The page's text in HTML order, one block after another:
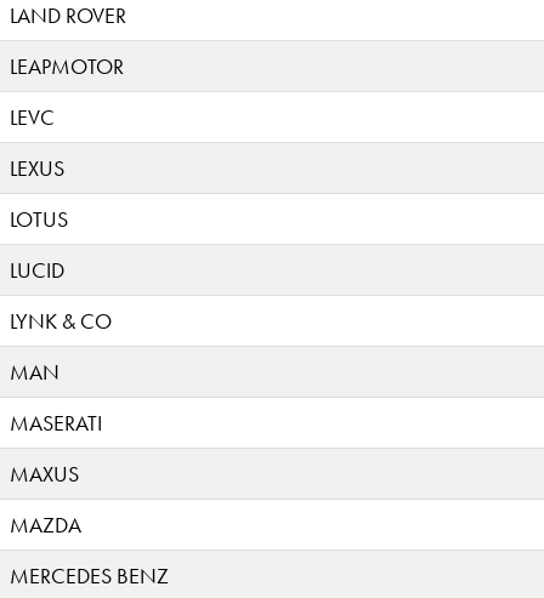
LAND ROVER
LEAPMOTOR
LEVC
LEXUS
LOTUS
LUCID
LYNK & CO
MAN
MASERATI
MAXUS
MAZDA
MERCEDES BENZ